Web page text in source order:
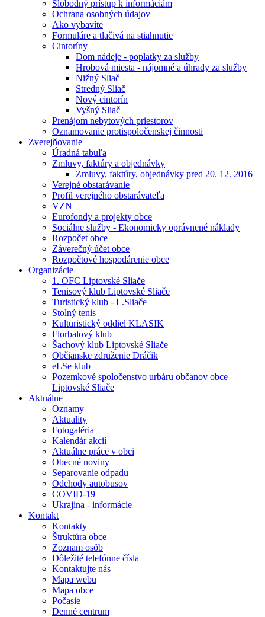
Slobodný prístup k informáciám
Ochrana osobných údajov
Ako vybavíte
Formuláre a tlačivá na stiahnutie
Cintoríny
Dom nádeje - poplatky za služby
Hrobová miesta - nájomné a úhrady za služby
Nižný Sliač
Stredný Sliač
Nový cintorín
Vyšný Sliač
Prenájom nebytových priestorov
Oznamovanie protispoločenskej činnosti
Zverejňovanie
Úradná tabuľa
Zmluvy, faktúry a objednávky
Zmluvy, faktúry, objednávky pred 20. 12. 2016
Verejné obstarávanie
Profil verejného obstarávateľa
VZN
Eurofondy a projekty obce
Sociálne služby - Ekonomicky oprávnené náklady
Rozpočet obce
Záverečný účet obce
Rozpočtové hospodárenie obce
Organizácie
1. OFC Liptovské Sliače
Tenisový klub Liptovské Sliače
Turistický klub - L.Sliače
Stolný tenis
Kulturistický oddiel KLASIK
Florbalový klub
Šachový klub Liptovské Sliače
Občianske združenie Dráčik
eLSe klub
Pozemkové spoločenstvo urbáru občanov obce
Liptovské Sliače
Aktuálne
Oznamy
Aktuality
Fotogaléria
Kalendár akcií
Aktuálne práce v obci
Obecné noviny
Separovanie odpadu
Odchody autobusov
COVID-19
Ukrajina - informácie
Kontakt
Kontakty
Štruktúra obce
Zoznam osôb
Dôležité telefónne čísla
Kontaktujte nás
Mapa webu
Mapa obce
Počasie
Denné centrum